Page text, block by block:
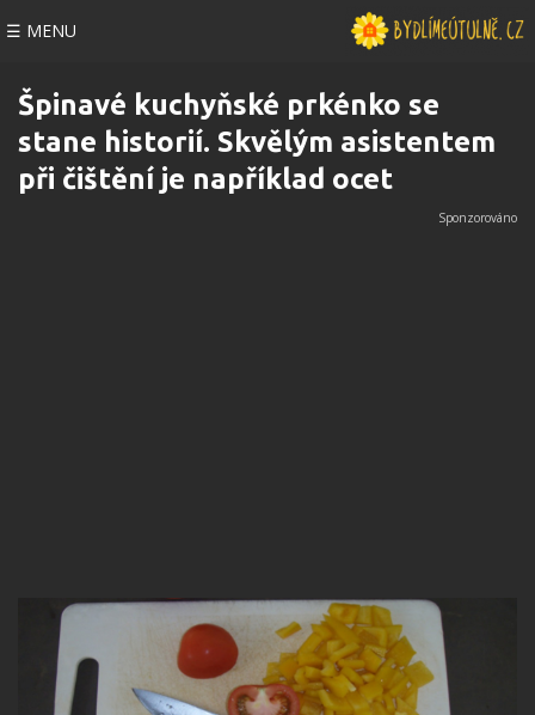
☰ MENU
Špinavé kuchyňské prkénko se
stane historií. Skvělým asistentem
při čištění je například ocet